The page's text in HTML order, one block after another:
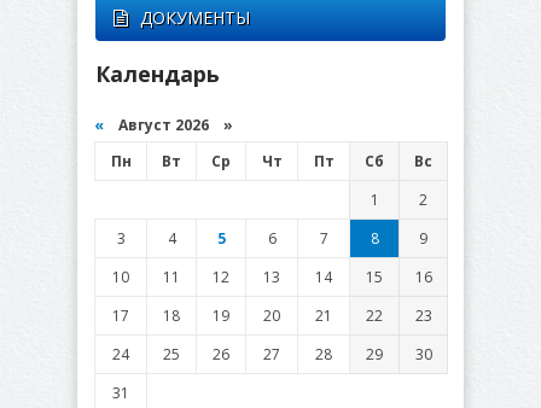
ДОКУМЕНТЫ
Календарь
« Август 2026 »
Пн
Вт Ср Чт Пт Сб
Вс
1
2
3
4 5 6 7 8
9
10
11 12 13 14 15
16
17
18 19 20 21 22
23
24
25 26 27 28 29
30
31